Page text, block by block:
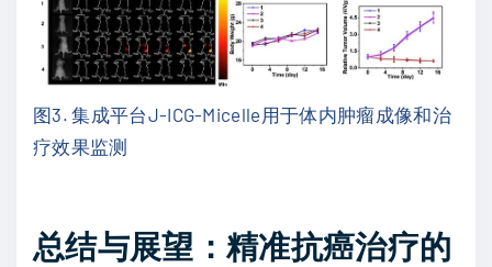
图3. 集成平台J-ICG-Micelle用于体内肿瘤成像和治
疗效果监测
总结与展望：精准抗癌治疗的